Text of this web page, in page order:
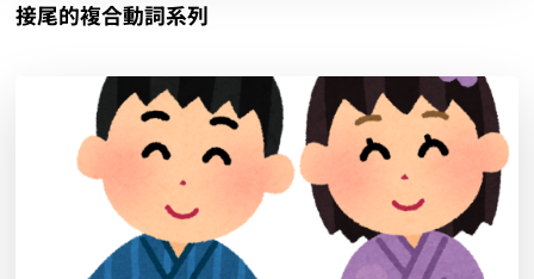
接尾的複合動詞系列